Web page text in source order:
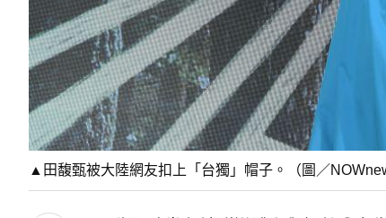
▲田馥甄被大陸網友扣上「台獨」帽子。（圖／